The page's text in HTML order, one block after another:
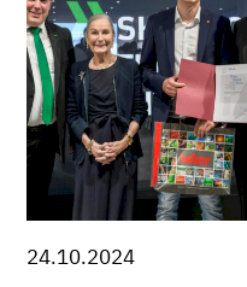
24.10.2024